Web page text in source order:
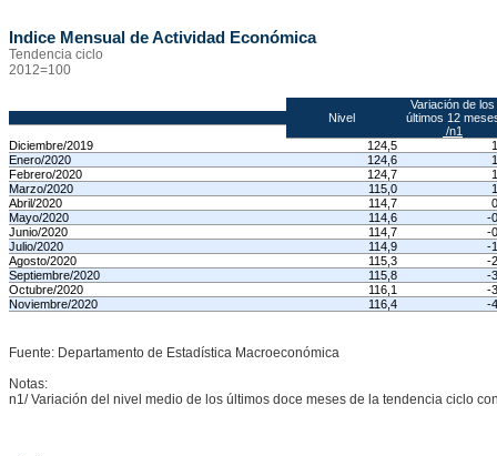
Indice Mensual de Actividad Económica
Tendencia ciclo
2012=100
Nivel
Variación de los
últimos 12
/n1
Diciembre/2019
Enero/2020
Febrero/2020
Marzo/2020
Abril/2020
Mayo/2020
Junio/2020
Julio/2020
Agosto/2020
Septiembre/2020
Octubre/2020
Noviembre/2020
124,5
124,6
124,7
115,0
114,7
114,6
114,7
114,9
115,3
115,8
116,1
116,4
-
-
-
-
-
-
-
Fuente: Departamento de Estadística Macroeconómica
Notas:
n1/ Variación del nivel medio de los últimos doce meses de la tendencia ciclo